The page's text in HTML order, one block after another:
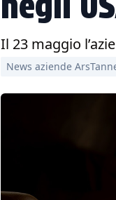
Il 23 maggio
News aziende